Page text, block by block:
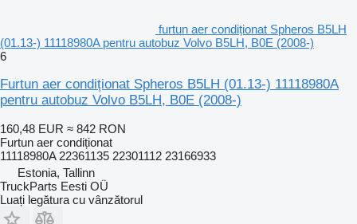
furtun aer condiționat Spheros B5LH
(01.13-) 11118980A pentru autobuz Volvo B5LH, B0E (2008-)
6
Furtun aer condiționat Spheros B5LH (01.13-) 11118980A
pentru autobuz Volvo B5LH, B0E (2008-)
160,48 EUR ≈ 842 RON
Furtun aer condiționat
11118980A 22361135 22301112 23166933
Estonia, Tallinn
TruckParts Eesti OÜ
Luați legătura cu vânzătorul